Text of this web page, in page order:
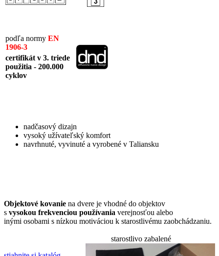
podľa normy EN
1906-3
certifikát v 3. triede
použitia - 200.000
cyklov
nadčasový dizajn
vysoký užívateľský komfort
navrhnuté, vyvinuté a vyrobené v Taliansku
Objektové kovanie na dvere je vhodné do objektov
s vysokou frekvenciou používania verejnosťou alebo
inými osobami s nízkou motiváciou k starostlivému zaobchádzaniu.
starostlivo zabalené